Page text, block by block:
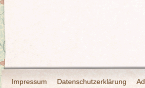
Impressum Datenschutzerklärung